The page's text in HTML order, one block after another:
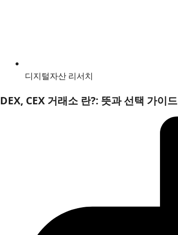
디지털자산 리서치
DEX, CEX 거래소 란?: 뜻과 선택 가이드